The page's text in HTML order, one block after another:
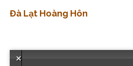
Đà Lạt Hoàng Hôn